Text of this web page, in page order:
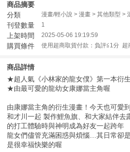
商品摘要
分類
漫畫/輕小說 > 漫畫 > 其他類型 >
刊登數量 1
上架時間 2025-05-06 19:19:59
購買條件 使用超商取貨付款：負評≦1分
商品詳情
★超人氣《小林家的龍女僕》第一本衍
★由最可愛的龍幼女康娜當主角喔
由康娜當主角的衍生漫畫！今天也可愛
和才川一起 製作鯉魚旗、和大家結伴去
的打工體驗時與神明成為好友一起跨年
龍女們儘管充滿困惑與煩惱…其日常卻
是很幸福快樂的喔